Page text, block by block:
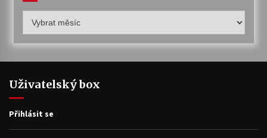
archiv
Uživatelský box
Přihlásit se